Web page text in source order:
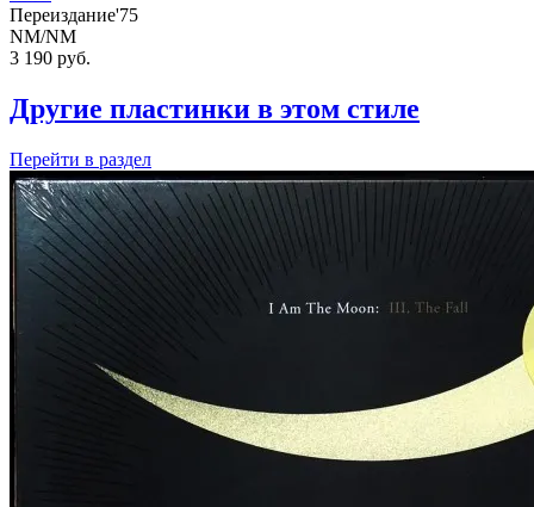
Переиздание'75
NM/NM
3 190 руб.
Другие пластинки в этом стиле
Перейти в раздел